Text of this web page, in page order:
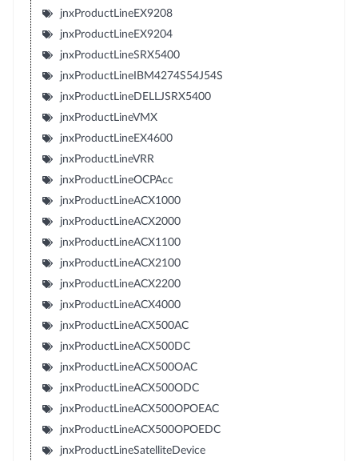
jnxProductLineEX9208
jnxProductLineEX9204
jnxProductLineSRX5400
jnxProductLineIBM4274S54J54S
jnxProductLineDELLJSRX5400
jnxProductLineVMX
jnxProductLineEX4600
jnxProductLineVRR
jnxProductLineOCPAcc
jnxProductLineACX1000
jnxProductLineACX2000
jnxProductLineACX1100
jnxProductLineACX2100
jnxProductLineACX2200
jnxProductLineACX4000
jnxProductLineACX500AC
jnxProductLineACX500DC
jnxProductLineACX500OAC
jnxProductLineACX500ODC
jnxProductLineACX500OPOEAC
jnxProductLineACX500OPOEDC
jnxProductLineSatelliteDevice